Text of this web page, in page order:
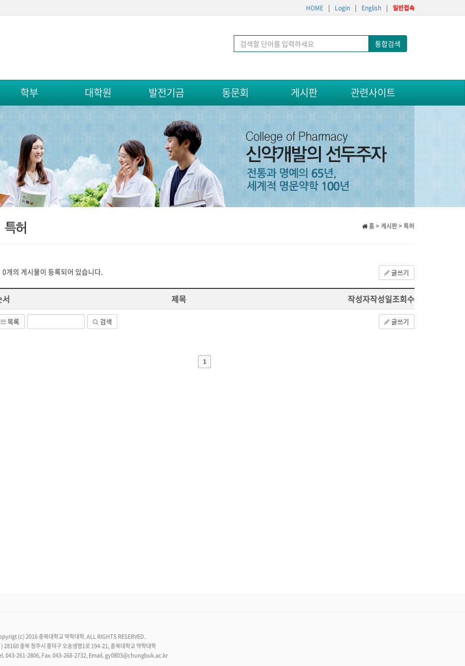
HOME | Login | English | 일반접속
통합검색
학부 대학원 발전기금 동문회 게시판 관련사이트
홈 > 게시판 > 특허
0개의 게시물이 등록되어 있습니다. 글쓰기
서 제목 작성자작성일조회수
목록 검색 글쓰기
1
(c) 2016 충북대학교 약학대학. ALL RIGHTS RESERVED.
) 28160 충북 청주시 흥덕구 오송생명1로 194-21, 충북대학교 약학대학
043-261-2806, Fax. 043-268-2732, Email. gy0803@chungbuk.ac.kr